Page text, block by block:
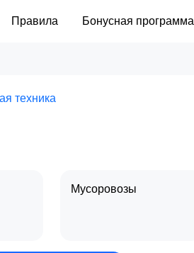
Правила Бонусная программа
техника
Мусоровозы